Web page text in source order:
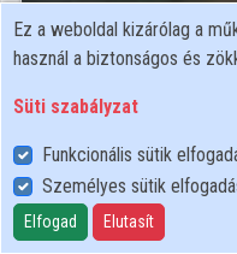
Közreműködő
Névjegyek
Névjegy
ELTE IK, Média- és
Ez a weboldal kizárólag a
használ a biztonságos és
Süti szabályzat
Funkcionális sütik
Személyes sütik
Elfogad Elutasít